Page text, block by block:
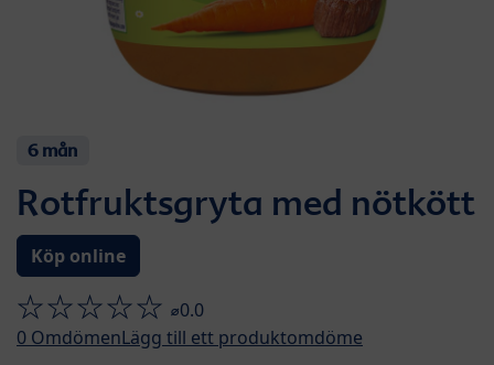
6 mån
Rotfruktsgryta med nötkött
Köp online
⌀0.0
0 OmdömenLägg till ett produktomdöme